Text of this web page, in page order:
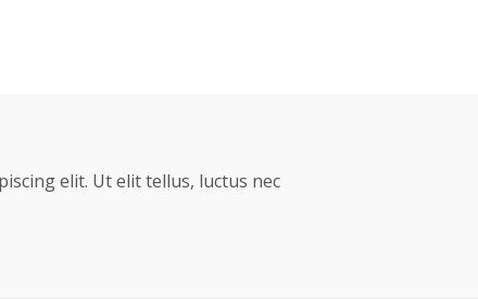
elit. Ut elit tellus, luctus nec